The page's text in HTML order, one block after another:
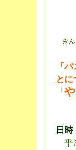
み
「
とに
「
日
平